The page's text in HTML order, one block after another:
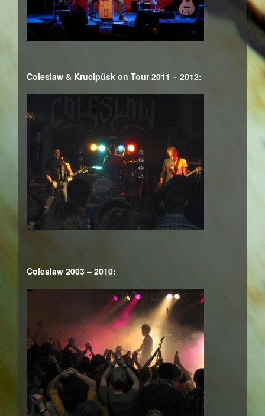
Coleslaw & Krucipüsk on Tour 2011 – 2012:
Coleslaw 2003 – 2010: